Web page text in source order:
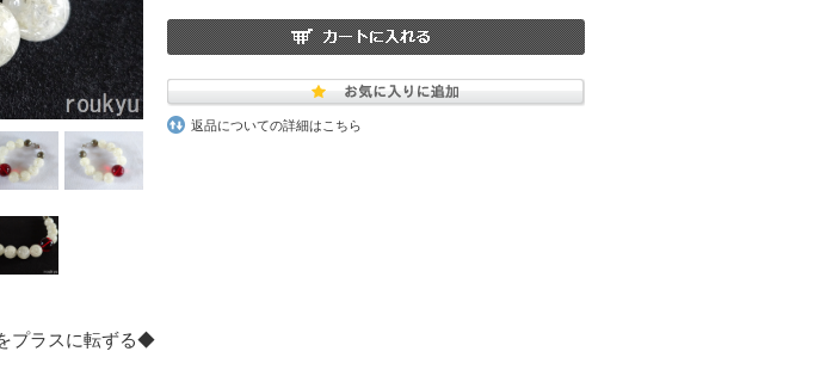
返品についての詳細はこちら
プラスに転ずる◆